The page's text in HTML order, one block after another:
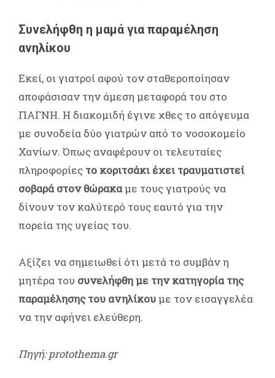
Συνελήφθη η μαμά για παραμέληση
ανηλίκου
Εκεί, οι γιατροί αφού τον σταθεροποίησαν
αποφάσισαν την άμεση μεταφορά του στο
ΠΑΓΝΗ. Η διακομιδή έγινε χθες το απόγευμα
με συνοδεία δύο γιατρών από το νοσοκομείο
Χανίων. Όπως αναφέρουν οι τελευταίες
πληροφορίες το κοριτσάκι έχει τραυματιστεί
σοβαρά στον θώρακαμε τους γιατρούς να
δίνουν τον καλύτερό τους εαυτό για την
πορεία της υγείας του.
Αξίζει να σημειωθεί ότι μετά το συμβάν η
μητέρα του συνελήφθη με την κατηγορία της
παραμέλησης του ανηλίκουμε τον εισαγγελέα
να την αφήνει ελεύθερη.
Πηγή: protothema.gr